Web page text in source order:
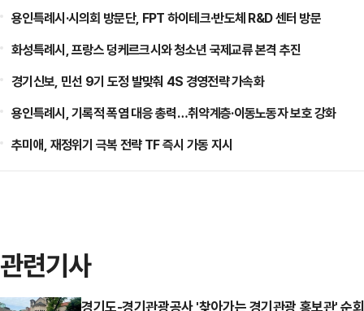
용인특례시·시의회 방문단, FPT 하이테크·반도체 R&D 센터 방문
화성특례시, 프랑스 덩케르크시와 청소년 국제교류 본격 추진
경기신보, 민선 9기 도정 발맞춰 4S 경영전략 가속화
용인특례시, 기록적 폭염 대응 총력…취약계층·이동노동자 보호 강화
추미애, 재정위기 극복 전략 TF 즉시 가동 지시
관련기사
경기도-경기관광공사 '찾아가는 경기관광 홍보관' 순